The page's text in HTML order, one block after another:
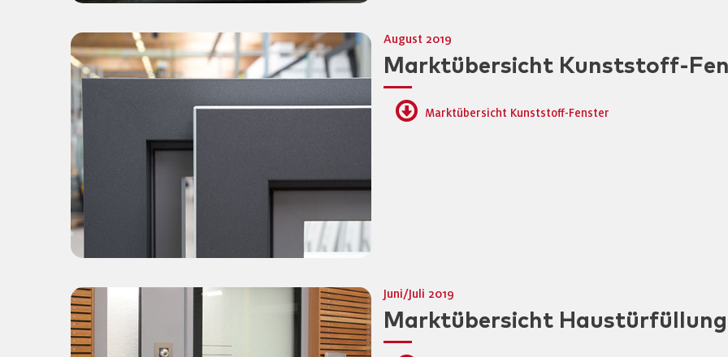
August 2019
Marktübersicht Kunststoff-
Marktübersicht Kunststoff-Fenster
Juni/Juli 2019
Marktübersicht